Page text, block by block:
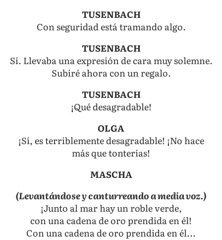
TUSENBACH
Con seguridad está tramando algo.
TUSENBACH
Sí. Llevaba una expresión de cara muy solemne.
Subiré ahora con un regalo.
TUSENBACH
¡Qué desagradable!
OLGA
¡Sí, es terriblemente desagradable! ¡No hace
más que tonterías!
MASCHA
(Levantándose y canturreando a media voz.)
¡Junto al mar hay un roble verde,
con una cadena de oro prendida en él!
Con una cadena de oro prendida en él...